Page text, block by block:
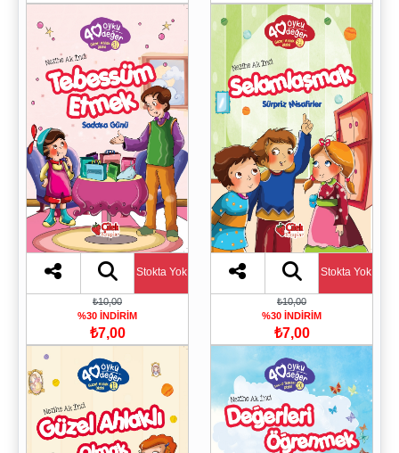
Stokta Yok
₺10,00
%30 İNDİRİM
₺7,00
Stokta Yok
₺10,00
%30 İNDİRİM
₺7,00